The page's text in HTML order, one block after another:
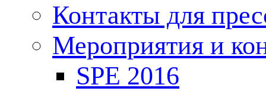
Контакты для
Мероприятия и
SPE 2016